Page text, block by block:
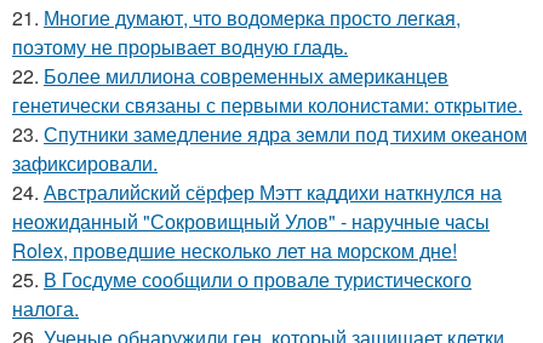
21. Многие думают, что водомерка просто легкая,
поэтому не прорывает водную гладь.
22. Более миллиона современных американцев
генетически связаны с первыми колонистами: открытие.
23. Спутники замедление ядра земли под тихим океаном
зафиксировали.
24. Австралийский сёрфер Мэтт каддихи наткнулся на
неожиданный "Сокровищный Улов" - наручные часы
Rolex, проведшие несколько лет на морском дне!
25. В Госдуме сообщили о провале туристического
налога.